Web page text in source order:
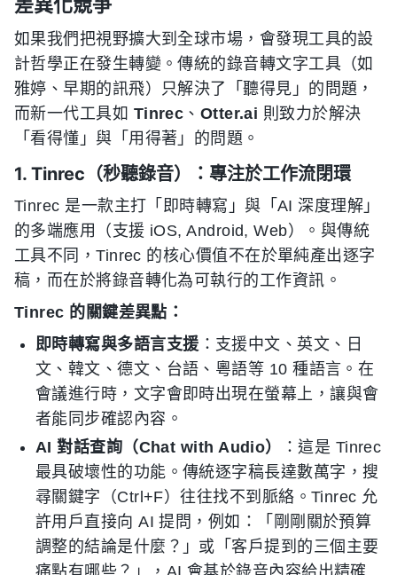
如果我們把視野擴大到全球市場，會發現工具的設
計哲學正在發生轉變。傳統的錄音轉文字工具（如
雅婷、早期的訊飛）只解決了「聽得見」的問題，
而新一代工具如 Tinrec 、 Otter.ai 則致力於解決
「看得懂」與「用得著」的問題。
1. Tinrec（秒聽錄音）：專注於工作流閉環
Tinrec 是一款主打「即時轉寫」與「AI 深度理解」
的多端應用（支援 iOS, Android, Web）。與傳統
工具不同，Tinrec 的核心價值不在於單純產出逐字
稿，而在於將錄音轉化為可執行的工作資訊。
Tinrec 的關鍵差異點：
即時轉寫與多語言支援 ：支援中文、英文、日
文、韓文、德文、台語、粵語等 10 種語言。在
會議進行時，文字會即時出現在螢幕上，讓與會
者能同步確認內容。
AI 對話查詢（Chat with Audio）
：這是 Tinrec
最具破壞性的功能。傳統逐字稿長達數萬字，搜
尋關鍵字（Ctrl+F）往往找不到脈絡。Tinrec 允
許用戶直接向 AI 提問，例如：「剛剛關於預算
調整的結論是什麼？」或「客戶提到的三個主要
痛點有哪些？」，AI 會基於錄音內容給出精確